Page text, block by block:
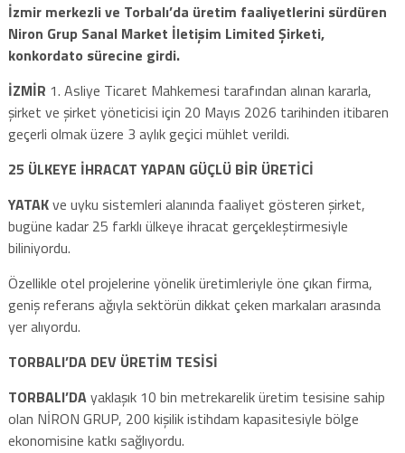
İzmir merkezli ve Torbalı’da üretim faaliyetlerini sürdüren
Niron Grup Sanal Market İletişim Limited Şirketi,
konkordato sürecine girdi.
İZMİR 1. Asliye Ticaret Mahkemesi tarafından alınan kararla,
şirket ve şirket yöneticisi için 20 Mayıs 2026 tarihinden itibaren
geçerli olmak üzere 3 aylık geçici mühlet verildi.
25 ÜLKEYE İHRACAT YAPAN GÜÇLÜ BİR ÜRETİCİ
YATAKve uyku sistemleri alanında faaliyet gösteren şirket,
bugüne kadar 25 farklı ülkeye ihracat gerçekleştirmesiyle
biliniyordu.
Özellikle otel projelerine yönelik üretimleriyle öne çıkan firma,
geniş referans ağıyla sektörün dikkat çeken markaları arasında
yer alıyordu.
TORBALI’DA DEV ÜRETİM TESİSİ
TORBALI’DAyaklaşık 10 bin metrekarelik üretim tesisine sahip
olan NİRON GRUP, 200 kişilik istihdam kapasitesiyle bölge
ekonomisine katkı sağlıyordu.